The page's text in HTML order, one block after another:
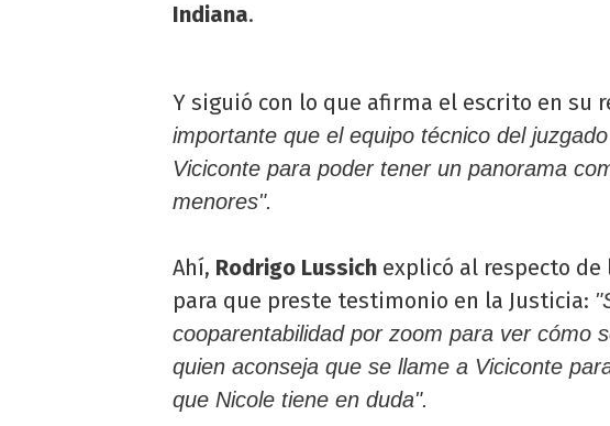
Indiana.
Y siguió con lo que afirma el escrito en su
importante que el equipo técnico del
Viciconte para poder tener un panorama
menores".
Ahí, Rodrigo Lussich explicó al respecto de
para que preste testimonio en la Justicia:
cooparentabilidad por zoom para ver cómo
quien aconseja que se llame a Viciconte
que Nicole tiene en duda".